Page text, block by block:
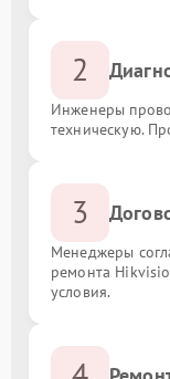
2
Инженеры
техническую.
3
Менеджеры
ремонта
условия.